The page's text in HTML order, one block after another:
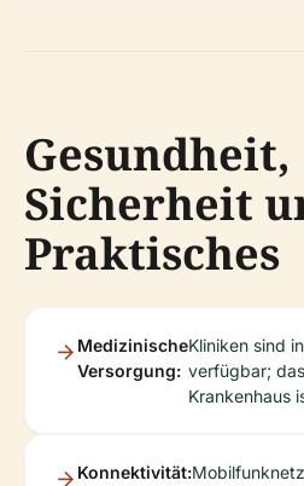
Gesundheit,
Sicherheit
Praktisches
Medizinische
Versorgung:
Kliniken sind
verfügbar;
Krankenhaus
Konnektivität: